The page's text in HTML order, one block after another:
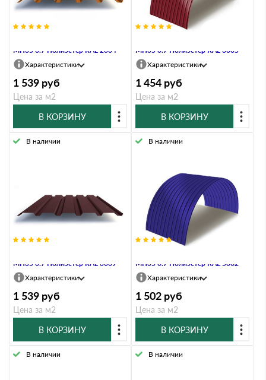
МП35 0.7 Полиэстер RAL 2004
Характеристики
1 539 руб
Цена за м2
В КОРЗИНУ
МП35 0.7 Полиэстер RAL 3005
Характеристики
1 454 руб
Цена за м2
В КОРЗИНУ
МП35 0.7 Полиэстер RAL 3009
В наличии
Характеристики
1 539 руб
Цена за м2
В КОРЗИНУ
МП35 0.7 Полиэстер RAL 5002
В наличии
Характеристики
1 502 руб
Цена за м2
В КОРЗИНУ
В наличии В наличии